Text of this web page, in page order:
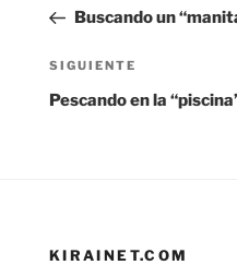
entradas
anterior:
Buscando un
Siguiente
entrada
SIGUIENTE
Pescando en la
KIRAINET.COM